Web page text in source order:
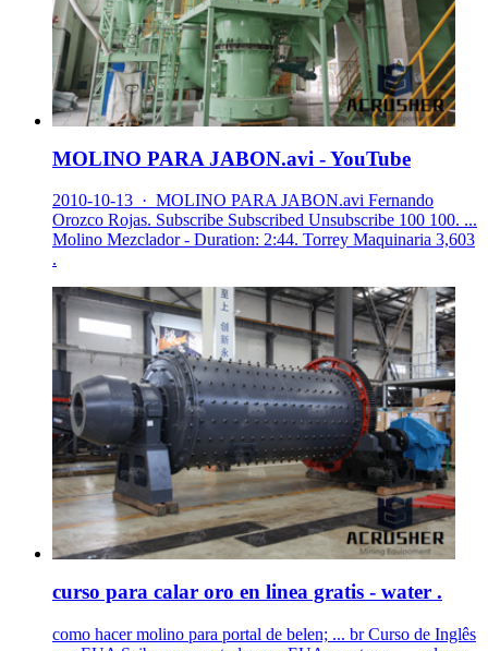
MOLINO PARA JABON.avi - YouTube
2010-10-13 · MOLINO PARA JABON.avi Fernando
Orozco Rojas. Subscribe Subscribed Unsubscribe 100 100. ...
Molino Mezclador - Duration: 2:44. Torrey Maquinaria 3,603
.
curso para calar oro en linea gratis - water .
como hacer molino para portal de belen; ... br Curso de Inglês